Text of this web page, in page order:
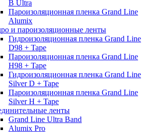
B Ultra
Пароизоляционная пленка Grand Line
Alumix
и пароизоляционные ленты
Гидроизоляционная пленка Grand Line
D98 + Tape
Пароизоляционная пленка Grand Line
H98 + Tape
Гидроизоляционная пленка Grand Line
Silver D + Tape
Пароизоляционная пленка Grand Line
Silver H + Tape
ленты
Grand Line Ultra Band
Alumix Pro